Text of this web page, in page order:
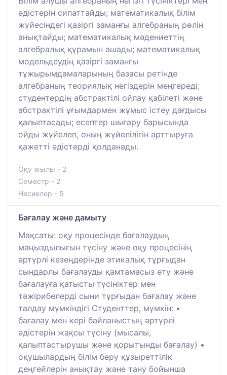
әдістерін сипаттайды; математикалық білім
жүйесіндегі қазіргі заманғы алгебраның рөлін
анықтайды; математикалық мәдениеттің
алгебралық құрамын ашады; математикалық
модельдеудің қазіргі заманғы
тұжырымдамаларының базасы ретінде
алгебраның теориялық негіздерін меңгереді;
студентердің абстрактілі ойлау қабілеті және
абстрактілі ұғымдармен жұмыс істеу дағдысы
қалыптасады; есептер шығару барысында
ойды жүйелеп, оның жүйелілігін арттыруға
қажетті әдістерді қолданады.
Оқу жылы - 2
Семестр - 2
Несиелер - 5
Бағалау және дамыту
Мақсаты: оқу процесінде бағалаудың
маңыздылығын түсіну және оқу процесінің
әртүрлі кезеңдерінде этикалық тұрғыдан
сындарлы бағалауды қамтамасыз ету және
бағалауға қатысты түсініктер мен
тәжірибелерді сыни тұрғыдан бағалау және
талдау мүмкіндігі Студенттер, мүмкін: •
бағалау мен кері байланыстың әртүрлі
әдістерін жақсы түсіну (мысалы,
қалыптастырушы және қорытынды бағалау) •
оқушылардың білім беру құзыреттілік
деңгейлерін анықтау және тану бойынша